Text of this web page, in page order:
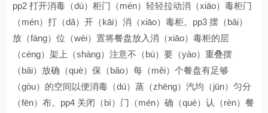
pp2 打开消毒（dú）柜门（mén）轻轻拉动消（xiāo）毒柜门
（mén）打（dǎ）开（kāi）消（xiāo）毒柜。pp3 摆（bǎi）
放（fàng）位（wèi）置将餐盘放入消（xiāo）毒柜的层
（céng）架上（shàng）注意不（bù）要（yào）重叠摆
（bǎi）放确（què）保（bǎo）每（měi）个餐盘有足够
（gòu）的空间以便消毒（dú）蒸（zhēng）汽均（jūn）匀分
（fēn）布。pp4 关闭（bì）门（mén）确（què）认（rèn）餐